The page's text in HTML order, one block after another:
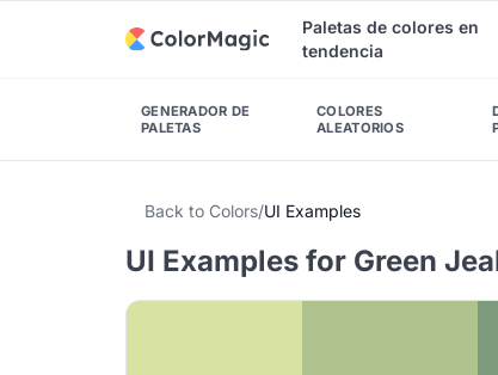
Paletas de colores en
tendencia
GENERADOR DE
PALETAS
COLORES
ALEATORIOS
Back to Colors/UI Examples
UI Examples for Green